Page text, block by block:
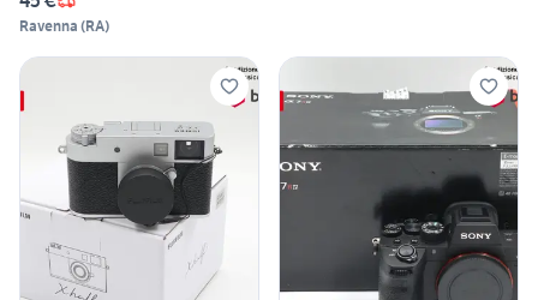
Ravenna (RA)